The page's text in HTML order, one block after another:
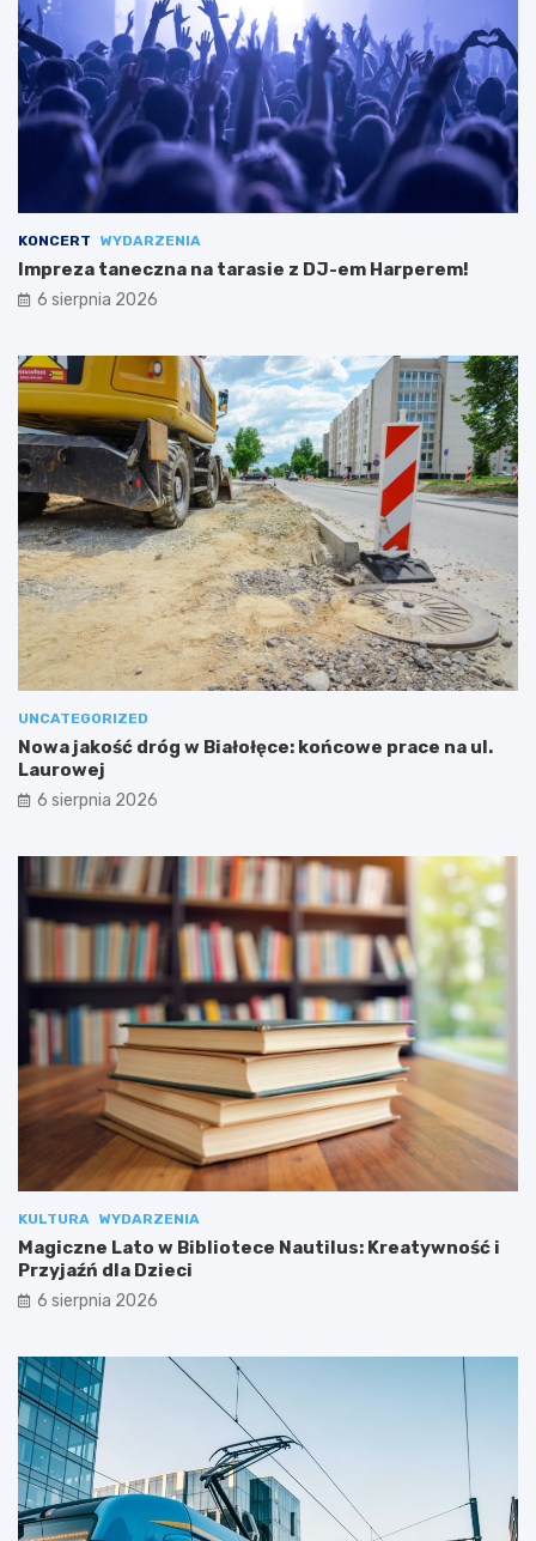
KONCERT WYDARZENIA
Impreza taneczna na tarasie z DJ-em Harperem!
6 sierpnia 2026
UNCATEGORIZED
Nowa jakość dróg w Białołęce: końcowe prace na ul.
Laurowej
6 sierpnia 2026
KULTURA WYDARZENIA
Magiczne Lato w Bibliotece Nautilus: Kreatywność i
Przyjaźń dla Dzieci
6 sierpnia 2026